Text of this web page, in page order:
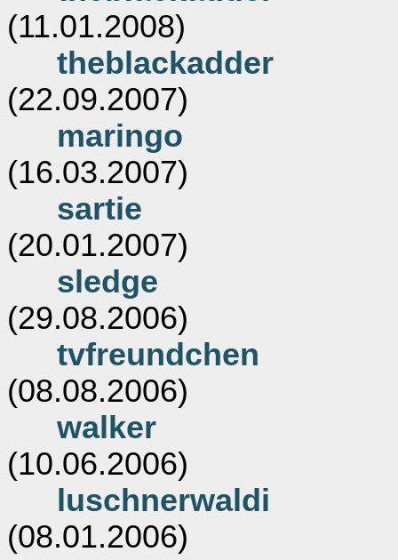
(11.01.2008)
theblackadder
(22.09.2007)
maringo
(16.03.2007)
sartie
(20.01.2007)
sledge
(29.08.2006)
tvfreundchen
(08.08.2006)
walker
(10.06.2006)
luschnerwaldi
(08.01.2006)